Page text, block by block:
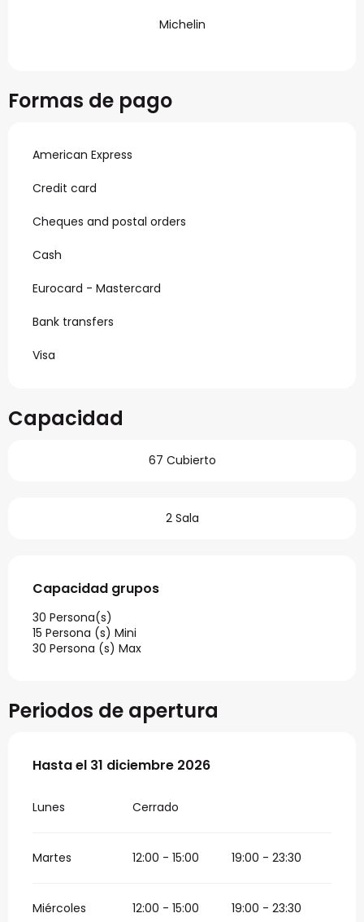
Michelin
Formas de pago
American Express
Credit card
Cheques and postal orders
Cash
Eurocard - Mastercard
Bank transfers
Visa
Capacidad
67 Cubierto
2 Sala
Capacidad grupos
Capacidad grupos
30 Persona(s)
15 Persona (s) Mini
30 Persona (s) Max
Periodos de apertura
Del2 enero 2026al31 diciembre 2026
Hasta el 31 diciembre 2026
Lunes Cerrado
Martes 12:00 - 15:00 19:00 - 23:30
Miércoles 12:00 - 15:00 19:00 - 23:30